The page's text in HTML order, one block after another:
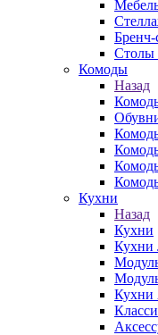
Столы
Комоды
Назад
Кухни
Назад
Кухни
Кухни